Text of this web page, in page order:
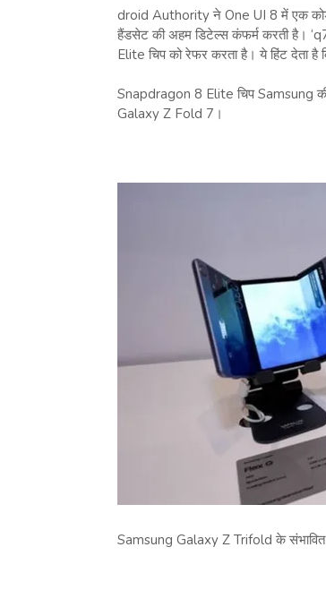
droid Authority ने One UI 8 में एक कोड
हैंडसेट की अहम डिटेल्स कंफर्म करती है।
Elite चिप को रेफर करता है। ये हिंट देता
Snapdragon 8 Elite चिप Samsung की
Galaxy Z Fold 7।
Samsung Galaxy Z Trifold के